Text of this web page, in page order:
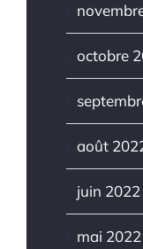
octobre
août
juin 2022
mai 2022